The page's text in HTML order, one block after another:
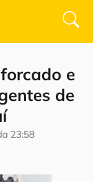
e
de
23:58